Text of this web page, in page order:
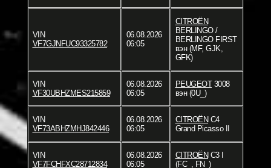
VIN
VF7GJNFUC93325782
06.08.2026
06:05
CITROËN
BERLINGO /
BERLINGO FIRST
вэн (MF, GJK,
GFK)
VIN
VF30UBHZMES215859
06.08.2026
06:05
PEUGEOT3008
вэн (0U_)
VIN
VF73ABHZMHJ842446
06.08.2026
06:05
CITROËN C4
Grand Picasso II
VIN
VF7FCHFXC28712834
06.08.2026
06:05
CITROËN C3 I
(FC_, FN_)